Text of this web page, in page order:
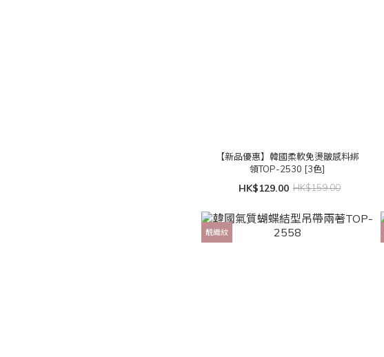
【新品優惠】韓國柔軟免燙皺感料綁
領TOP-2530 [3色]
HK$129.00 HK$159.00
靚織紋